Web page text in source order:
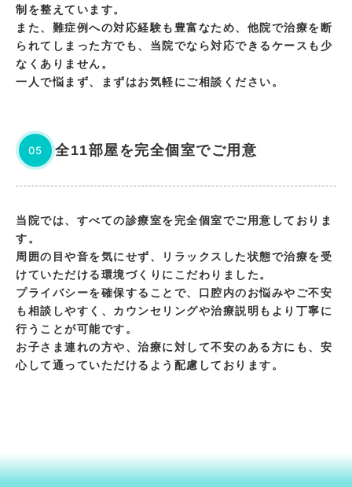
制を整えています。
また、難症例への対応経験も豊富なため、他院で治療を断
られてしまった方でも、当院でなら対応できるケースも少
なくありません。
一人で悩まず、まずはお気軽にご相談ください。
05 全11部屋を完全個室でご用意
当院では、すべての診療室を完全個室でご用意しておりま
す。
周囲の目や音を気にせず、リラックスした状態で治療を受
けていただける環境づくりにこだわりました。
プライバシーを確保することで、口腔内のお悩みやご不安
も相談しやすく、カウンセリングや治療説明もより丁寧に
行うことが可能です。
お子さま連れの方や、治療に対して不安のある方にも、安
心して通っていただけるよう配慮しております。